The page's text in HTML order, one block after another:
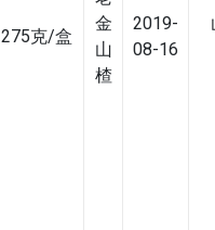
275克/盒
金
山
楂
2019-
08-16